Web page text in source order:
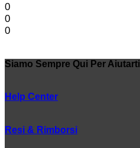
0
0
0
Siamo Sempre Qui Per Aiutarti
Help Center
Resi & Rimborsi